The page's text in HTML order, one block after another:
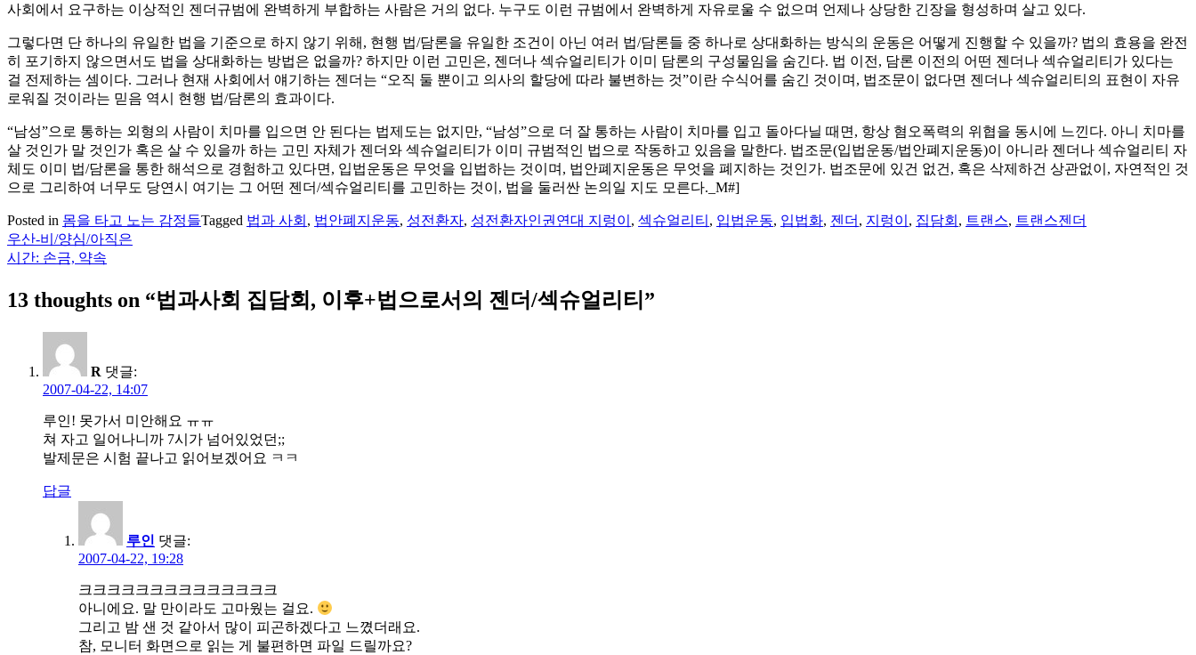
사회에서 요구하는 이상적인 젠더규범에 완벽하게 부합하는 사람은 거의 없다. 누구도 이런 규범에서 완벽하게 자유로울 수 없으며 언제나 상당한 긴장을 형성하며 살고 있다.
그렇다면 단 하나의 유일한 법을 기준으로 하지 않기 위해, 현행 법/담론을 유일한 조건이 아닌 여러 법/담론들 중 하나로 상대화하는 방식의 운동은 어떻게 진행할 수 있을까? 법의 효용을 완전
히 포기하지 않으면서도 법을 상대화하는 방법은 없을까? 하지만 이런 고민은, 젠더나 섹슈얼리티가 이미 담론의 구성물임을 숨긴다. 법 이전, 담론 이전의 어떤 젠더나 섹슈얼리티가 있다는
걸 전제하는 셈이다. 그러나 현재 사회에서 얘기하는 젠더는 “오직 둘 뿐이고 의사의 할당에 따라 불변하는 것”이란 수식어를 숨긴 것이며, 법조문이 없다면 젠더나 섹슈얼리티의 표현이 자유
로워질 것이라는 믿음 역시 현행 법/담론의 효과이다.
“남성”으로 통하는 외형의 사람이 치마를 입으면 안 된다는 법제도는 없지만, “남성”으로 더 잘 통하는 사람이 치마를 입고 돌아다닐 때면, 항상 혐오폭력의 위협을 동시에 느낀다. 아니 치마를
살 것인가 말 것인가 혹은 살 수 있을까 하는 고민 자체가 젠더와 섹슈얼리티가 이미 규범적인 법으로 작동하고 있음을 말한다. 법조문(입법운동/법안폐지운동)이 아니라 젠더나 섹슈얼리티 자
체도 이미 법/담론을 통한 해석으로 경험하고 있다면, 입법운동은 무엇을 입법하는 것이며, 법안폐지운동은 무엇을 폐지하는 것인가. 법조문에 있건 없건, 혹은 삭제하건 상관없이, 자연적인 것
으로 그리하여 너무도 당연시 여기는 그 어떤 젠더/섹슈얼리티를 고민하는 것이, 법을 둘러싼 논의일 지도 모른다._M#]
Posted in 몸을 타고 노는 감정들Tagged 법과 사회 , 법안폐지운동, 성전환자, 성전환자인권연대 지렁이 , 섹슈얼리티 , 입법운동, 입법화, 젠더 , 지렁이 , 집담회 , 트랜스, 트랜스젠더
글
탐
색
우산-비/양심/아직은
시간: 손금, 약속
13 thoughts on “법과사회 집담회, 이후+법으로서의 젠더/섹슈얼리티 ”
R 댓글:
2007-04-22, 14:07
루인! 못가서 미안해요 ㅠㅠ
쳐 자고 일어나니까 7시가 넘어있었던;;
발제문은 시험 끝나고 읽어보겠어요 ㅋㅋ
답글
루인 댓글:
2007-04-22, 19:28
크크크크크크크크크크크크크크
아니에요. 말 만이라도 고마웠는 걸요.
그리고 밤 샌 것 같아서 많이 피곤하겠다고 느꼈더래요.
참, 모니터 화면으로 읽는 게 불편하면 파일 드릴까요?